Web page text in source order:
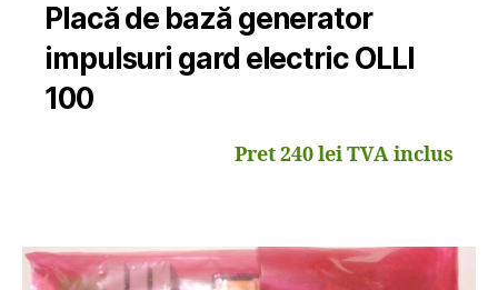
Placă de bază generator
impulsuri gard electric OLLI
100
Pret 240 lei TVA inclus